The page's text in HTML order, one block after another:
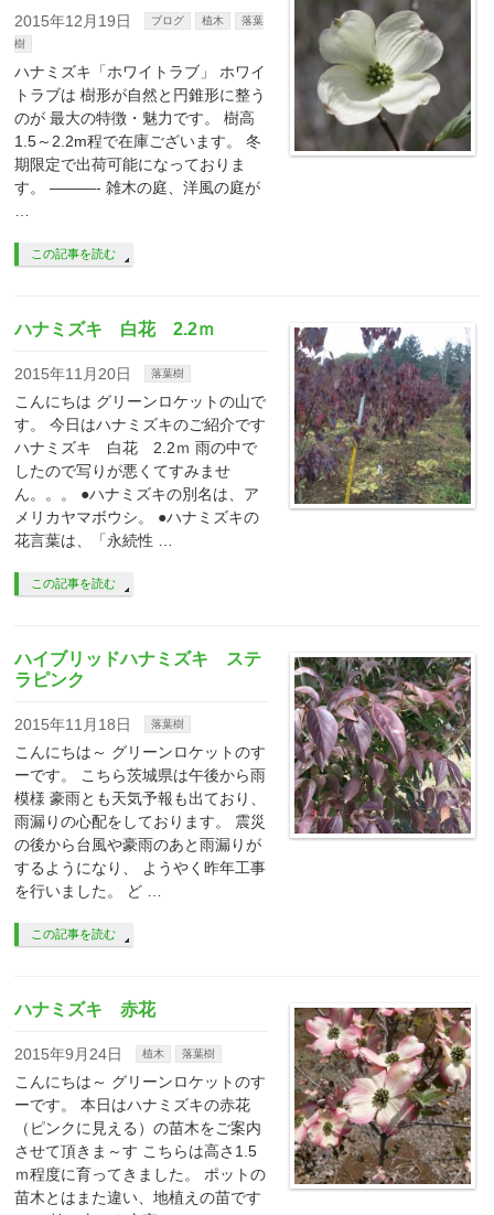
2015年12月19日 ブログ 植木
落葉
樹
ハナミズキ「ホワイトラブ」 ホワイ
トラブは 樹形が自然と円錐形に整う
のが 最大の特徴・魅力です。 樹高
1.5～2.2m程で在庫ございます。 冬
期限定で出荷可能になっておりま
す。 ———- 雑木の庭、洋風の庭が
この記事を読む
ハナミズキ 白花 2.2ｍ
2015年11月20日 落葉樹
こんにちは グリーンロケットの山で
す。 今日はハナミズキのご紹介です
ハナミズキ 白花 2.2ｍ 雨の中で
したので写りが悪くてすみませ
ん。。。 ●ハナミズキの別名は、ア
メリカヤマボウシ。 ●ハナミズキの
花言葉は、「永続性 …
この記事を読む
ハイブリッドハナミズキ ステ
ラピンク
2015年11月18日 落葉樹
こんにちは～ グリーンロケットのす
ーです。 こちら茨城県は午後から雨
模様 豪雨とも天気予報も出ており、
雨漏りの心配をしております。 震災
の後から台風や豪雨のあと雨漏りが
するようになり、 ようやく昨年工事
を行いました。 ど …
この記事を読む
ハナミズキ 赤花
2015年9月24日 植木 落葉樹
こんにちは～ グリーンロケットのす
ーです。 本日はハナミズキの赤花
（ピンクに見える）の苗木をご案内
させて頂きま～す こちらは高さ1.5
ｍ程度に育ってきました。 ポットの
苗木とはまた違い、地植えの苗です